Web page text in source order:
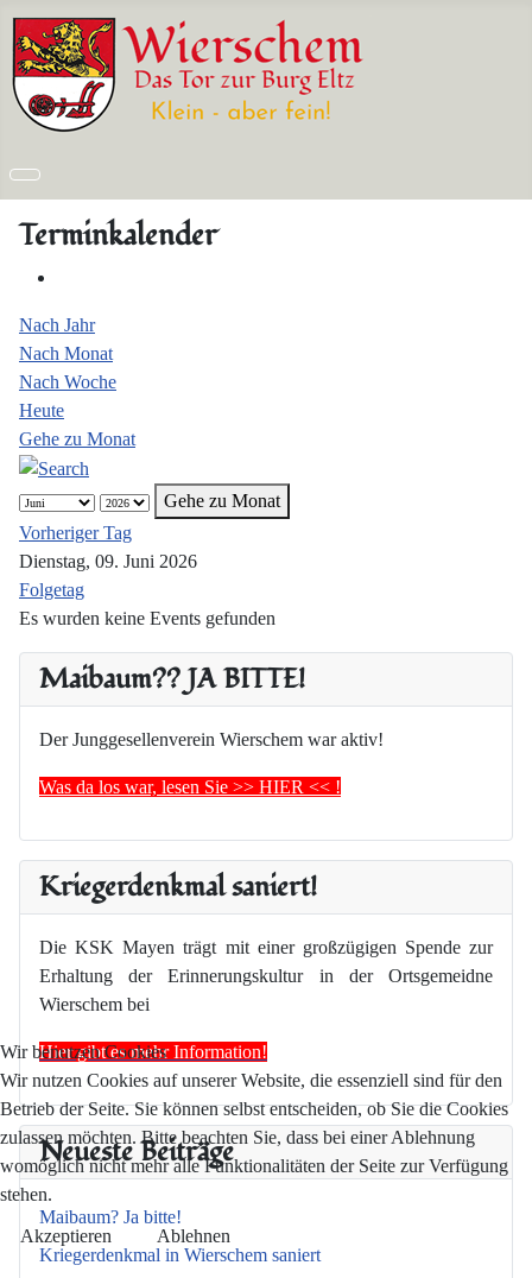
Maibaum?? JA BITTE!
Der Junggesellenverein Wierschem war aktiv!
Was da los war, lesen Sie >> HIER << !
Kriegerdenkmal saniert!
Die KSK Mayen trägt mit einer großzügigen Spende zur
Erhaltung der Erinnerungskultur in der Ortsgemeidne
Wierschem bei
Hier gibt es mehr Information!
Neueste Beiträge
Maibaum? Ja bitte!
Kriegerdenkmal in Wierschem saniert
Terminkalender
Nach Jahr
Nach Monat
Nach Woche
Heute
Gehe zu Monat
Gehe zu Monat
Vorheriger Tag
Dienstag, 09. Juni 2026
Folgetag
Es wurden keine Events gefunden
Wir benutzen Cookies
Wir nutzen Cookies auf unserer Website, die essenziell sind für den
Betrieb der Seite. Sie können selbst entscheiden, ob Sie die Cookies
zulassen möchten. Bitte beachten Sie, dass bei einer Ablehnung
womöglich nicht mehr alle Funktionalitäten der Seite zur Verfügung
stehen.
Akzeptieren Ablehnen